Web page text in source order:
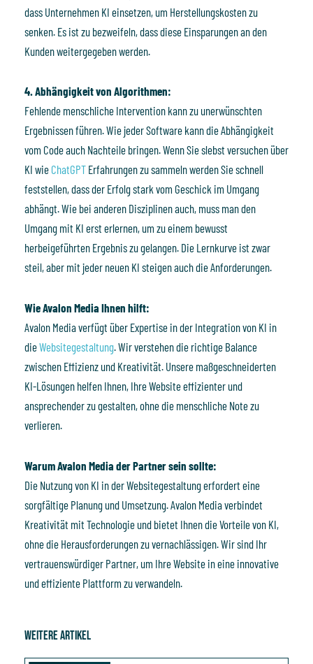
dass Unternehmen KI einsetzen, um Herstellungskosten zu
senken. Es ist zu bezweifeln, dass diese Einsparungen an den
Kunden weitergegeben werden.
4. Abhängigkeit von Algorithmen:
Fehlende menschliche Intervention kann zu unerwünschten
Ergebnissen führen. Wie jeder Software kann die Abhängigkeit
vom Code auch Nachteile bringen. Wenn Sie slebst versuchen über
KI wie ChatGPT Erfahrungen zu sammeln werden Sie schnell
feststellen, dass der Erfolg stark vom Geschick im Umgang
abhängt. Wie bei anderen Disziplinen auch, muss man den
Umgang mit KI erst erlernen, um zu einem bewusst
herbeigeführten Ergebnis zu gelangen. Die Lernkurve ist zwar
steil, aber mit jeder neuen KI steigen auch die Anforderungen.
Wie Avalon Media Ihnen hilft:
Avalon Media verfügt über Expertise in der Integration von KI in
dieWebsitegestaltung. Wir verstehen die richtige Balance
zwischen Effizienz und Kreativität. Unsere maßgeschneiderten
KI-Lösungen helfen Ihnen, Ihre Website effizienter und
ansprechender zu gestalten, ohne die menschliche Note zu
verlieren.
Warum Avalon Media der Partner sein sollte:
Die Nutzung von KI in der Websitegestaltung erfordert eine
sorgfältige Planung und Umsetzung. Avalon Media verbindet
Kreativität mit Technologie und bietet Ihnen die Vorteile von KI,
ohne die Herausforderungen zu vernachlässigen. Wir sind Ihr
vertrauenswürdiger Partner, um Ihre Website in eine innovative
und effiziente Plattform zu verwandeln.
Weitere Artikel